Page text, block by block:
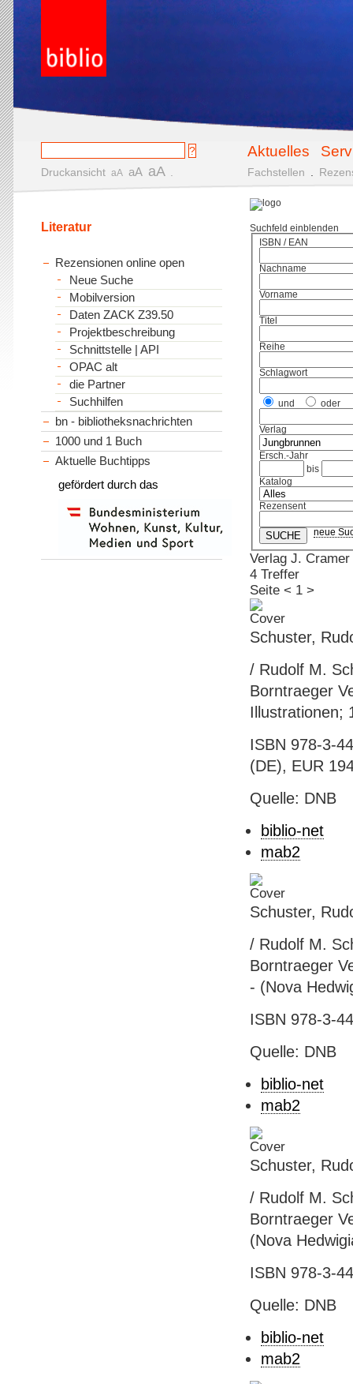
Aktuelles
Druckansicht aA aA aA Fachstellen
Suchfeld einblenden
ISBN / EAN
Nachname
Vorname
Titel
Reihe
Schlagwort
und oder
Verlag
Ersch.-Jahr
bis
Katalog
Rezensent
neue
Verlag J.
4 Treffer
Seite < 1 >
Schuster,
/ Rudolf M.
Borntraeger
Illustrationen;
ISBN 978-3-
(DE), EUR
Quelle: DNB
biblio-net
mab2
Schuster,
/ Rudolf M.
Borntraeger
- (Nova
ISBN 978-3-
Quelle: DNB
biblio-net
mab2
Schuster,
/ Rudolf M.
Borntraeger
(Nova
ISBN 978-3-
Quelle: DNB
biblio-net
mab2
Literatur
Rezensionen online open
Neue Suche
Mobilversion
Daten ZACK Z39.50
Projektbeschreibung
Schnittstelle | API
OPAC alt
die Partner
Suchhilfen
bn - bibliotheksnachrichten
1000 und 1 Buch
Aktuelle Buchtipps
gefördert durch das